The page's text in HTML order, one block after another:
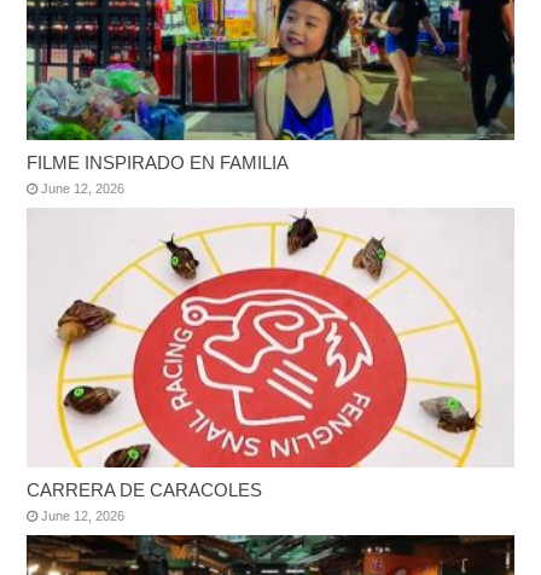
FILME INSPIRADO EN FAMILIA
June 12, 2026
CARRERA DE CARACOLES
June 12, 2026